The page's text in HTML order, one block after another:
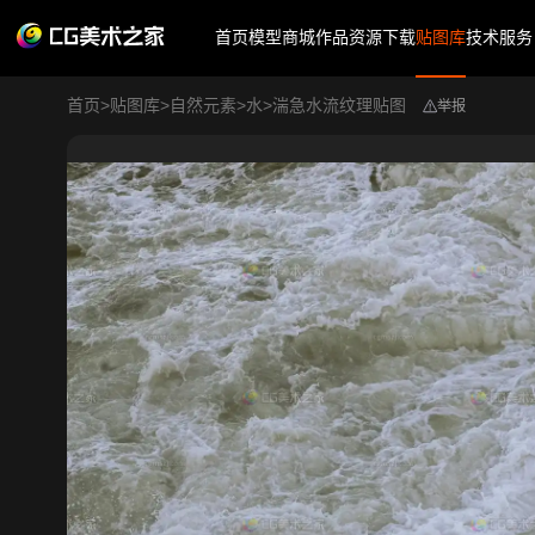
首页模型商城作品资源下载贴图库技术服务
首页>贴图库>自然元素>水>湍急水流纹理贴图 举报